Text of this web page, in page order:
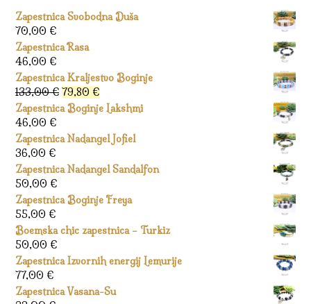
Zapestnica Svobodna Duša
70,00 €
Zapestnica Rasa
46,00 €
Zapestnica Kraljestvo Boginje
133,00€ Izvirna
cena
bila:
79,80 €Trenutna
cena
79,80 €.
Zapestnica Boginje Lakshmi
46,00 €
Zapestnica Nadangel Jofiel
36,00 €
Zapestnica Nadangel Sandalfon
50,00 €
Zapestnica Boginje Freya
55,00 €
Boemska chic zapestnica – Turkiz
50,00 €
Zapestnica Izvornih energij Lemurije
77,00 €
Zapestnica Vasana-Su